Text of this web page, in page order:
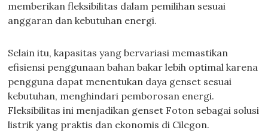
memberikan fleksibilitas dalam pemilihan sesuai
anggaran dan kebutuhan energi.
Selain itu, kapasitas yang bervariasi memastikan
efisiensi penggunaan bahan bakar lebih optimal karena
pengguna dapat menentukan daya genset sesuai
kebutuhan, menghindari pemborosan energi.
Fleksibilitas ini menjadikan genset Foton sebagai solusi
listrik yang praktis dan ekonomis di Cilegon.